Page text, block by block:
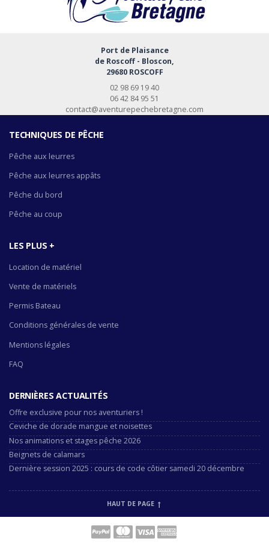
Port de Plaisance
de Roscoff - Bloscon,
29680 ROSCOFF
02 98 69 19 40
06 42 84 95 51
contact@aventurepechebretagne.com
TECHNIQUES DE PÊCHE
Pêche aux leurres
Pêche aux leurres appâts
Pêche du bord
Pêche au coup
LES PLUS +
Location de matériel
Vente de matériels
Permis Bateau
Conditions générales de vente
Mentions légales
FAQ
DERNIÈRES ACTUALITÉS
Offre exclusive pour nos aventuriers !
Ceviche de dorade mangue et noisettes
Nos animations et stages pêche 2026
Beignets de calamars
Dernière session 2025 : cours de code côtier samedi 20 décembre
HAUT DE PAGE